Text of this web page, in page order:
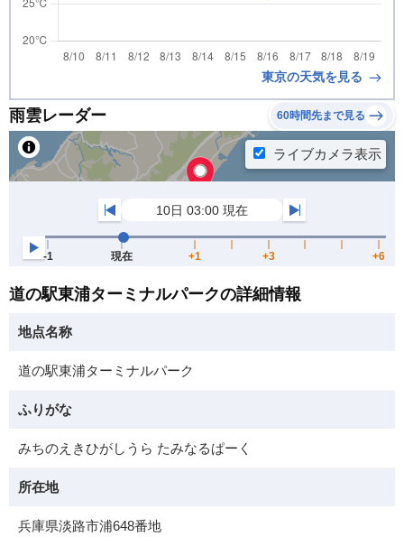
東京の天気を見る
雨雲レーダー 60時間先まで見る
道の駅東浦ターミナルパークの詳細情報
地点名称
道の駅東浦ターミナルパーク
ふりがな
みちのえきひがしうら たみなるぱーく
所在地
兵庫県淡路市浦648番地